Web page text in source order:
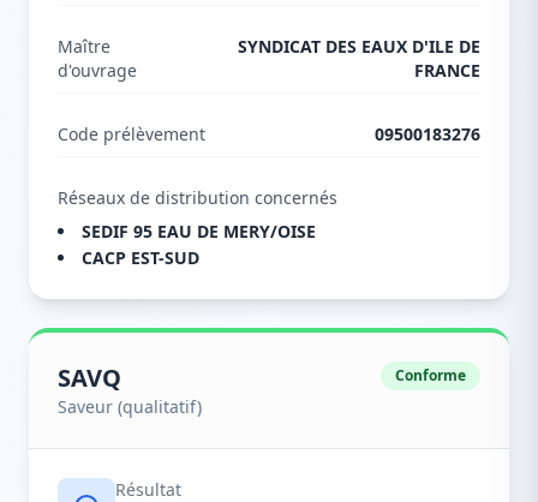
Maître
d'ouvrage
SYNDICAT DES EAUX D'ILE DE
FRANCE
Code prélèvement 09500183276
Réseaux de distribution concernés
SEDIF 95 EAU DE MERY/OISE
CACP EST-SUD
SAVQ
Saveur (qualitatif)
Conforme
Résultat